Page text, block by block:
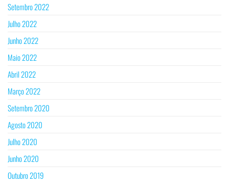
Setembro 2022
Julho 2022
Junho 2022
Maio 2022
Abril 2022
Março 2022
Setembro 2020
Agosto 2020
Julho 2020
Junho 2020
Outubro 2019